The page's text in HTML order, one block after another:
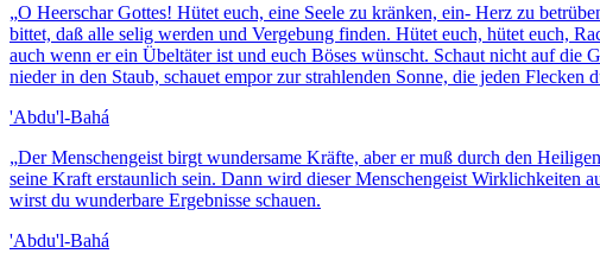
„O Heerschar Gottes! Hütet euch, eine Seele zu kränken, ein- Herz zu
bittet, daß alle selig werden und Vergebung finden. Hütet euch, hütet euch,
auch wenn er ein Übeltäter ist und euch Böses wünscht. Schaut nicht auf die
nieder in den Staub, schauet empor zur strahlenden Sonne, die jeden
'Abdu'l-Bahá
„Der Menschengeist birgt wundersame Kräfte, aber er muß durch den
seine Kraft erstaunlich sein. Dann wird dieser Menschengeist Wirklichkeiten
wirst du wunderbare Ergebnisse schauen.
'Abdu'l-Bahá